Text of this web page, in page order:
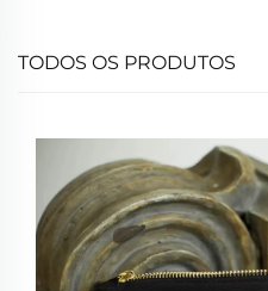
TODOS OS PRODUTOS